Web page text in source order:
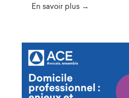
En savoir plus →